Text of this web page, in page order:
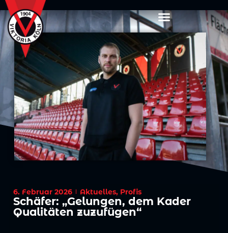
6. Februar 2026 Aktuelles, Profis
Schäfer: „Gelungen, dem Kader
Qualitäten zuzufügen“